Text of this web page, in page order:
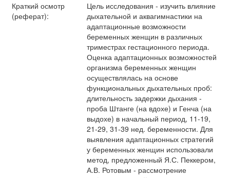
Краткий осмотр
(реферат):
Цель исследования - изучить влияние
дыхательной и аквагимнастики на
адаптационные возможности
беременных женщин в различных
триместрах гестационного периода.
Оценка адаптационных возможностей
организма беременных женщин
осуществлялась на основе
функциональных дыхательных проб:
длительность задержки дыхания -
проба Штанге (на вдохе) и Генча (на
выдохе) в начальный период, 11-19,
21-29, 31-39 нед. беременности. Для
выявления адаптационных стратегий
у беременных женщин использовали
метод, предложенный Я.С. Пеккером,
А.В. Ротовым - рассмотрение